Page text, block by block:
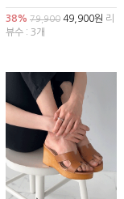
38% 79,900 49,900원 리
뷰수 : 3개